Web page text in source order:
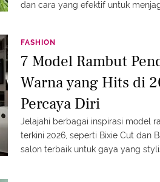
dan cara yang efektif untuk
FASHION
7 Model Rambut
Warna yang Hits di
Percaya Diri
Jelajahi berbagai inspirasi model
terkini 2026, seperti Bixie Cut dan
salon terbaik untuk gaya yang